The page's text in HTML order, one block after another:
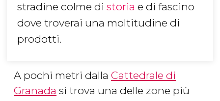
stradine colme di storia e di fascino
dove troverai una moltitudine di
prodotti.
A pochi metri dalla Cattedrale di
Granada si trova una delle zone più